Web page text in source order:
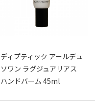
ディプティック アールデュ
ソワン ラグジュアリアス
ハンドバーム 45ml